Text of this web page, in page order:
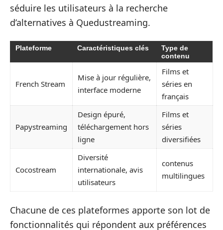
séduire les utilisateurs à la recherche
d’alternatives à Quedustreaming.
Plateforme Caractéristiques clés
Type de
contenu
French Stream
Mise à jour régulière,
interface moderne
Films et
séries en
français
Papystreaming
Design épuré,
téléchargement hors
ligne
Films et
séries
diversifiées
Cocostream
Diversité
internationale, avis
utilisateurs
contenus
multilingues
Chacune de ces plateformes apporte son lot de
fonctionnalités qui répondent aux préférences